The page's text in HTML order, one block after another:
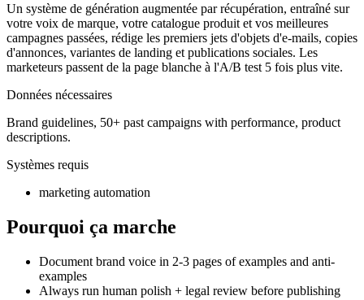
Un système de génération augmentée par récupération, entraîné sur
votre voix de marque, votre catalogue produit et vos meilleures
campagnes passées, rédige les premiers jets d'objets d'e-mails, copies
d'annonces, variantes de landing et publications sociales. Les
marketeurs passent de la page blanche à l'A/B test 5 fois plus vite.
Données nécessaires
Brand guidelines, 50+ past campaigns with performance, product
descriptions.
Systèmes requis
marketing automation
Pourquoi ça marche
Document brand voice in 2-3 pages of examples and anti-
examples
Always run human polish + legal review before publishing